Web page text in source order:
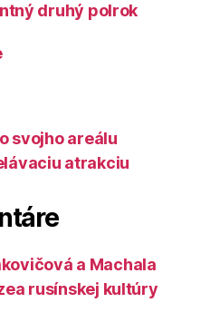
druhý polrok
svojho areálu
atrakciu
a Machala
rusínskej kultúry